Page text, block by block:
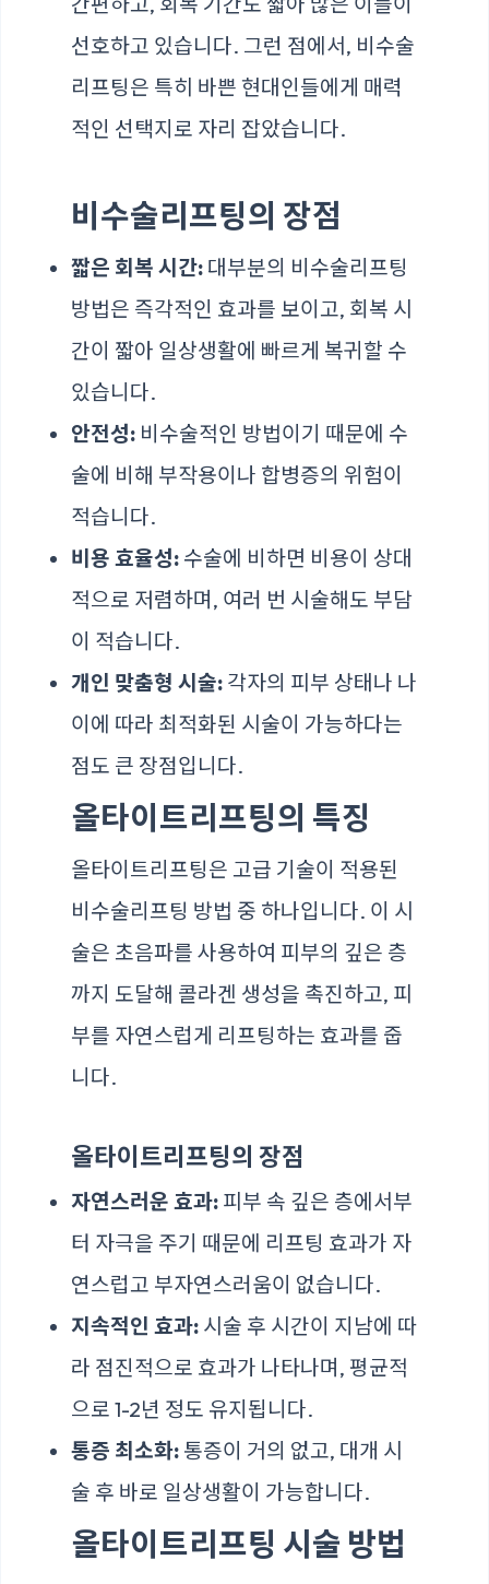
선호하고 있습니다. 그런 점에서, 비수술
리프팅은 특히 바쁜 현대인들에게 매력
적인 선택지로 자리 잡았습니다.
비수술리프팅의 장점
짧은 회복 시간: 대부분의 비수술리프팅
방법은 즉각적인 효과를 보이고, 회복 시
간이 짧아 일상생활에 빠르게 복귀할 수
있습니다.
안전성: 비수술적인 방법이기 때문에 수
술에 비해 부작용이나 합병증의 위험이
적습니다.
비용 효율성: 수술에 비하면 비용이 상대
적으로 저렴하며, 여러 번 시술해도 부담
이 적습니다.
개인 맞춤형 시술: 각자의 피부 상태나 나
이에 따라 최적화된 시술이 가능하다는
점도 큰 장점입니다.
올타이트리프팅의 특징
올타이트리프팅은 고급 기술이 적용된
비수술리프팅 방법 중 하나입니다. 이 시
술은 초음파를 사용하여 피부의 깊은 층
까지 도달해 콜라겐 생성을 촉진하고, 피
부를 자연스럽게 리프팅하는 효과를 줍
니다.
올타이트리프팅의 장점
자연스러운 효과: 피부 속 깊은 층에서부
터 자극을 주기 때문에 리프팅 효과가 자
연스럽고 부자연스러움이 없습니다.
지속적인 효과: 시술 후 시간이 지남에 따
라 점진적으로 효과가 나타나며, 평균적
으로 1-2년 정도 유지됩니다.
통증 최소화: 통증이 거의 없고, 대개 시
술 후 바로 일상생활이 가능합니다.
올타이트리프팅 시술 방법